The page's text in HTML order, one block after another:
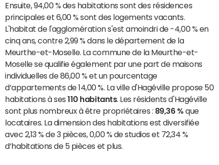
Ensuite, 94,00 % des habitations sont des résidences
principales et 6,00 % sont des logements vacants.
L'habitat de l'agglomération s'est amoindri de -4,00 % en
cinq ans, contre 2,99 % dans le département de la
Meurthe-et-Moselle. La commune de la Meurthe-et-
Moselle se qualifie également par une part de maisons
individuelles de 86,00 % et un pourcentage
d’appartements de 14,00 %. La ville d'Hagéville propose 50
habitations à ses110 habitants. Les résidents d'Hagéville
sont plus nombreux à être propriétaires : 89,36 % que
locataires. La dimension des habitations est diversifiée
avec 2,13 % de 3 pièces, 0,00 % de studios et 72,34 %
d’habitations de 5 pièces et plus.